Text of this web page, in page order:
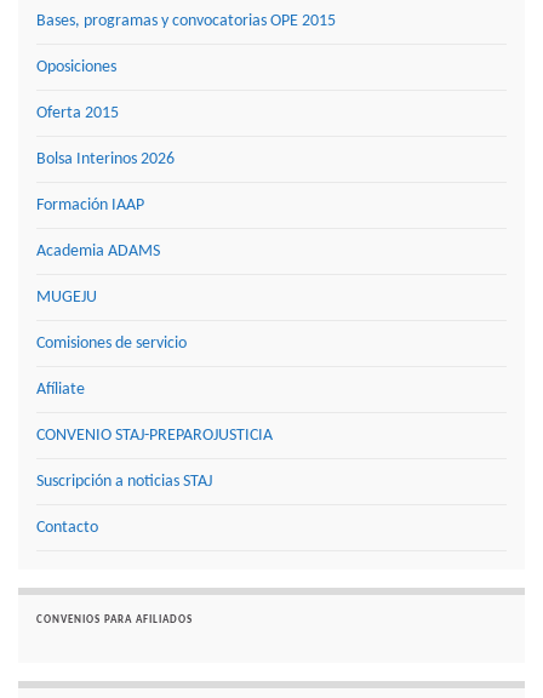
Bases, programas y convocatorias OPE 2015
Oposiciones
Oferta 2015
Bolsa Interinos 2026
Formación IAAP
Academia ADAMS
MUGEJU
Comisiones de servicio
Afíliate
CONVENIO STAJ-PREPAROJUSTICIA
Suscripción a noticias STAJ
Contacto
CONVENIOS PARA AFILIADOS